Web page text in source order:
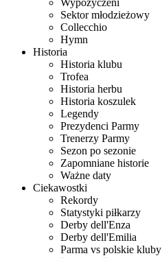
Wypożyczeni
Sektor młodzieżowy
Collecchio
Hymn
Historia
Historia klubu
Trofea
Historia herbu
Historia koszulek
Legendy
Prezydenci Parmy
Trenerzy Parmy
Sezon po sezonie
Zapomniane historie
Ważne daty
Ciekawostki
Rekordy
Statystyki piłkarzy
Derby dell'Enza
Derby dell'Emilia
Parma vs polskie kluby